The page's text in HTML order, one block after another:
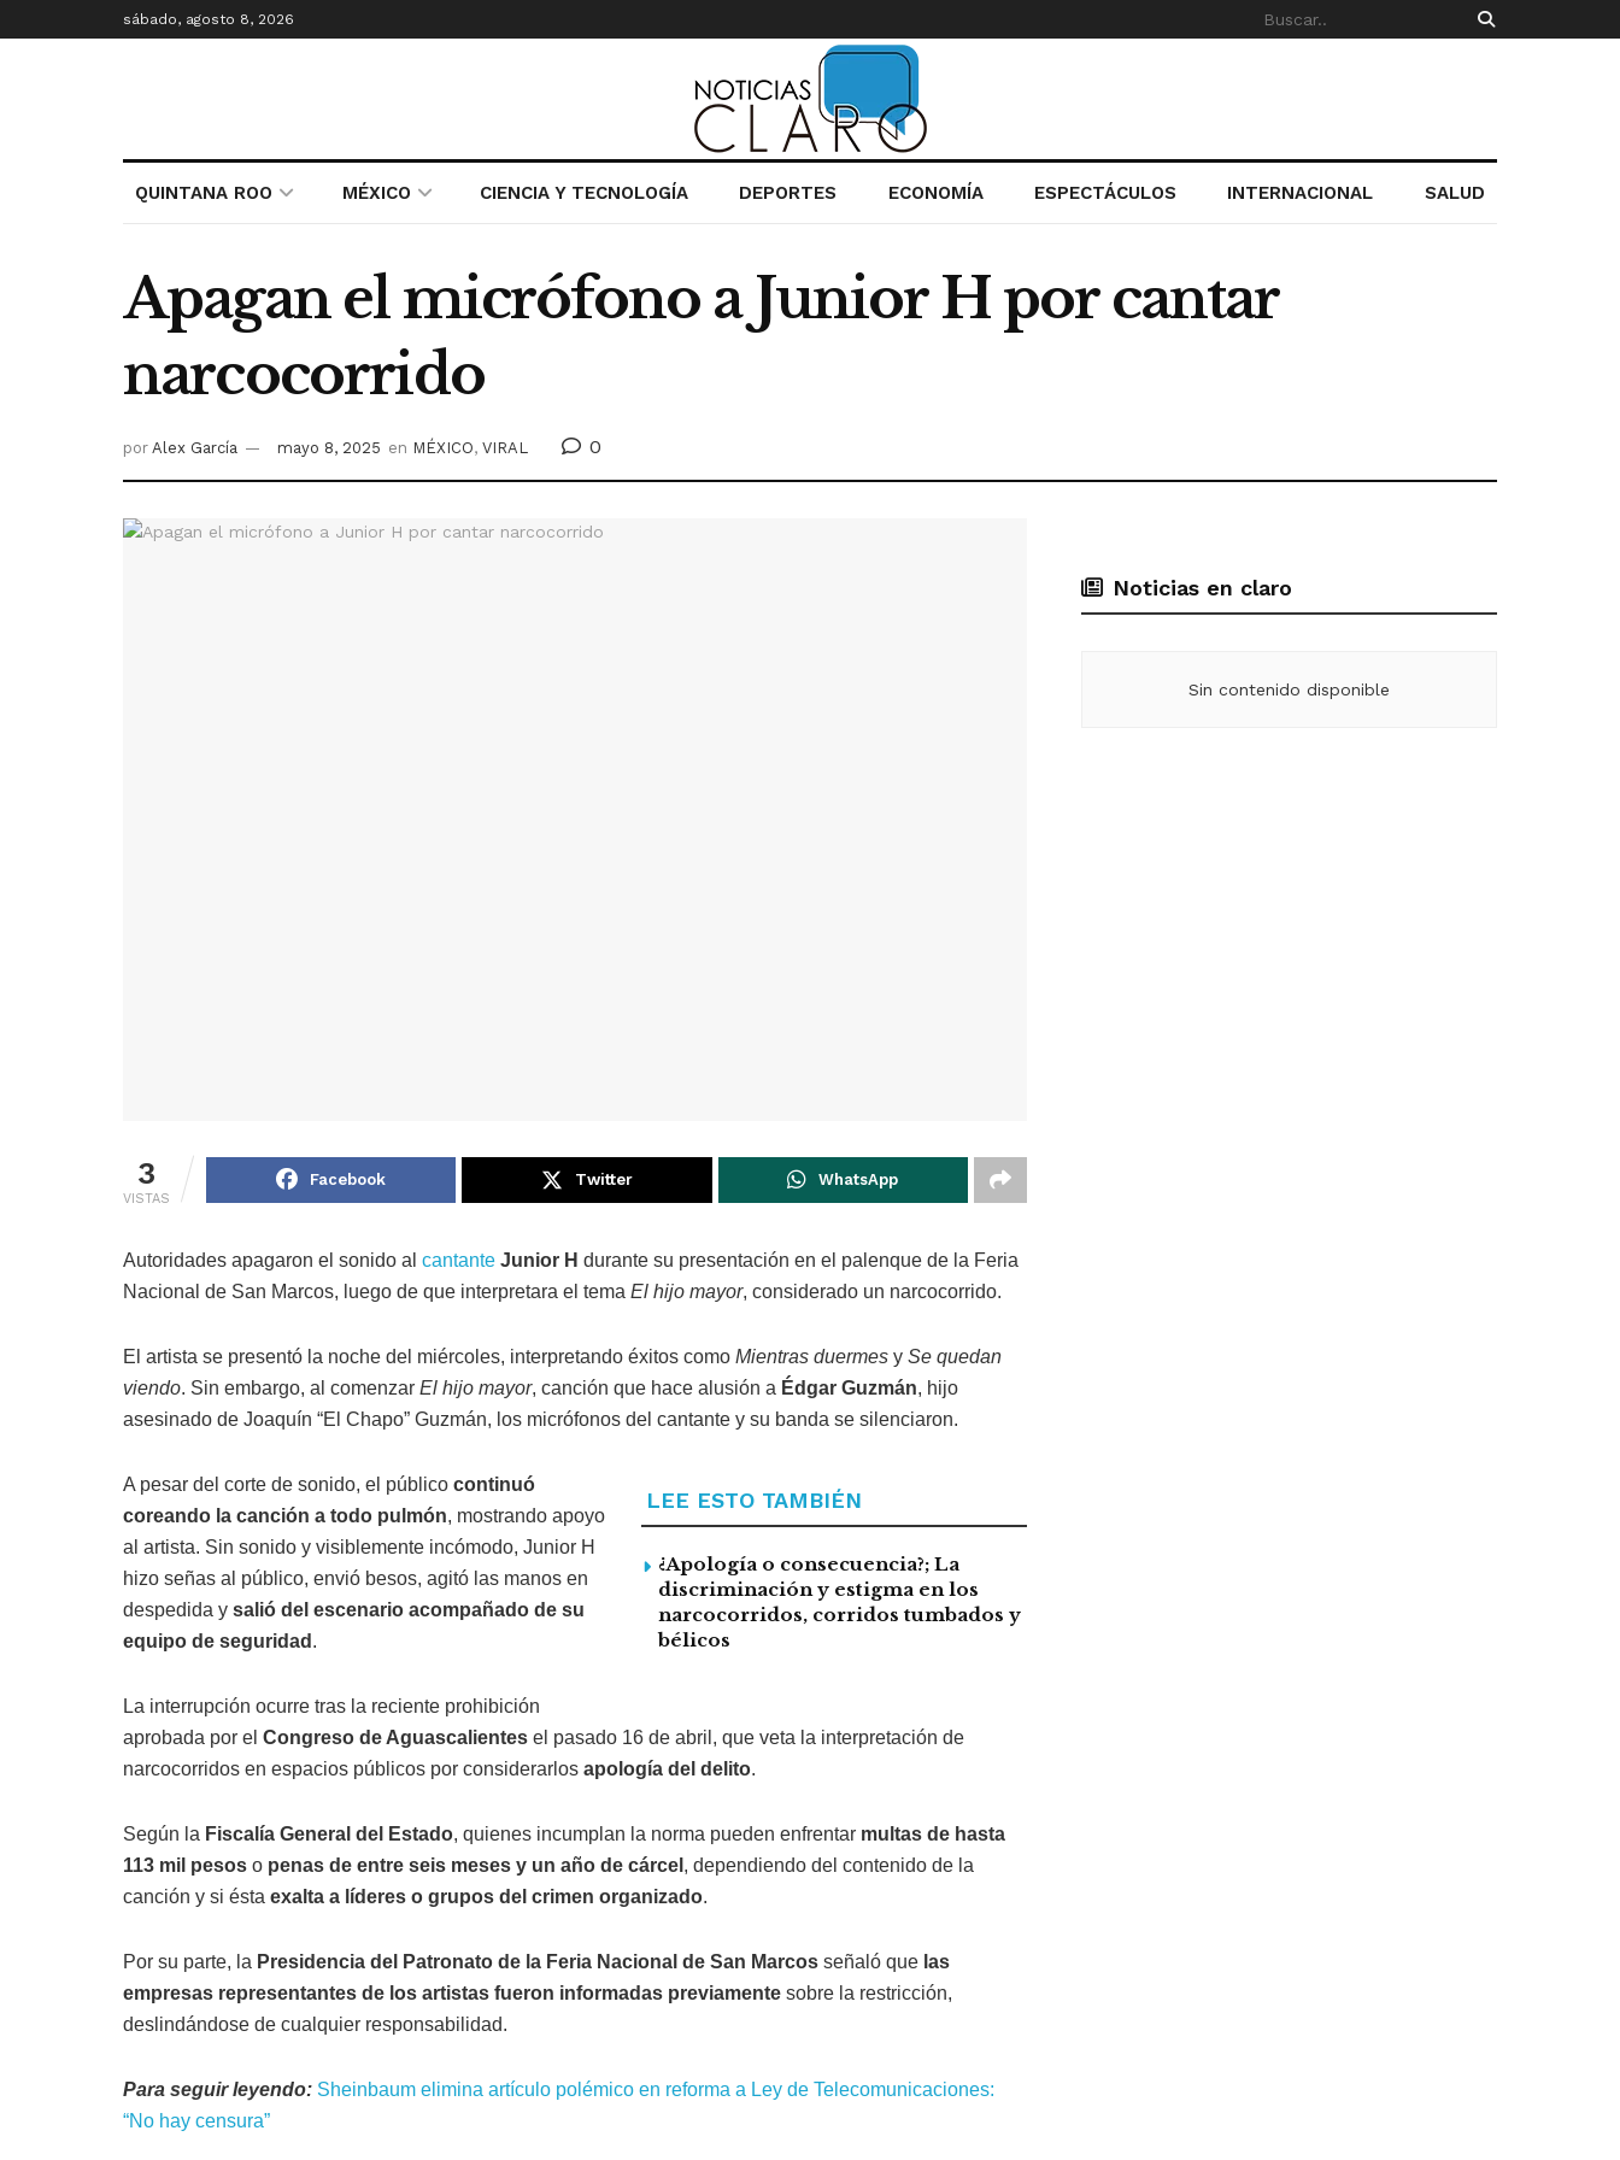
sábado, agosto 8, 2026
QUINTANA ROO MÉXICO CIENCIA Y TECNOLOGÍA DEPORTES ECONOMÍA ESPECTÁCULOS INTERNACIONAL SALUD
Apagan el micrófono a Junior H por cantar
narcocorrido
por Alex García mayo 8, 2025 en MÉXICO, VIRAL 0
3
VISTAS
Facebook Twitter WhatsApp
Autoridades apagaron el sonido al cantante Junior H durante su presentación en el palenque de la Feria
Nacional de San Marcos, luego de que interpretara el tema El hijo mayor, considerado un narcocorrido.
El artista se presentó la noche del miércoles, interpretando éxitos como Mientras duermes y Se quedan
viendo. Sin embargo, al comenzar El hijo mayor, canción que hace alusión a Édgar Guzmán, hijo
asesinado de Joaquín “El Chapo” Guzmán, los micrófonos del cantante y su banda se silenciaron.
LEE ESTO TAMBIÉN
¿Apología o consecuencia?; La
discriminación y estigma en los
narcocorridos, corridos tumbados y
bélicos
A pesar del corte de sonido, el público continuó
coreando la canción a todo pulmón, mostrando apoyo
al artista. Sin sonido y visiblemente incómodo, Junior H
hizo señas al público, envió besos, agitó las manos en
despedida y salió del escenario acompañado de su
equipo de seguridad .
La interrupción ocurre tras la reciente prohibición
aprobada por el Congreso de Aguascalientes el pasado 16 de abril, que veta la interpretación de
narcocorridos en espacios públicos por considerarlos apología del delito.
Según la Fiscalía General del Estado, quienes incumplan la norma pueden enfrentar multas de hasta
113 mil pesos o penas de entre seis meses y un año de cárcel , dependiendo del contenido de la
canción y si ésta exalta a líderes o grupos del crimen organizado.
Por su parte, la Presidencia del Patronato de la Feria Nacional de San Marcos señaló que las
empresas representantes de los artistas fueron informadas previamente sobre la restricción,
deslindándose de cualquier responsabilidad.
Para seguir leyendo: Sheinbaum elimina artículo polémico en reforma a Ley de Telecomunicaciones:
“No hay censura”
Noticias en claro
Sin contenido disponible